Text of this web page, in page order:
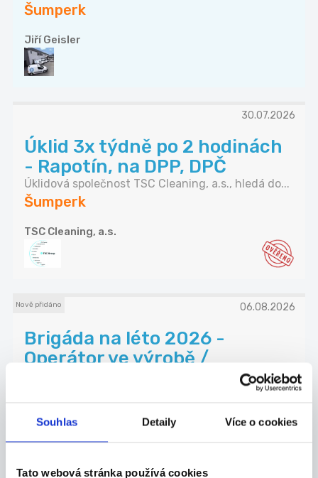
Souhlas Detaily Více o cookies
Tato webová stránka používá cookies
Šumperk
Jiří Geisler
30.07.2026
Úklid 3x týdně po 2 hodinách
- Rapotín, na DPP, DPČ
Úklidová společnost TSC Cleaning, a.s., hledá do...
Šumperk
TSC Cleaning, a.s.
Nově přidáno 06.08.2026
Brigáda na léto 2026 -
Operátor ve výrobě /
- pomocné práce při obsluze stroje na výrobu / z...
Šumperk
OP papírna, s.r.o.